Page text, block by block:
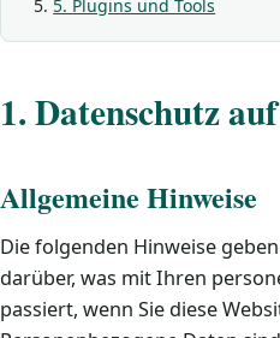
5. Plugins und Tools
1. Datenschutz
Allgemeine Hinweise
Die folgenden Hinweise
darüber, was mit Ihren
passiert, wenn Sie diese